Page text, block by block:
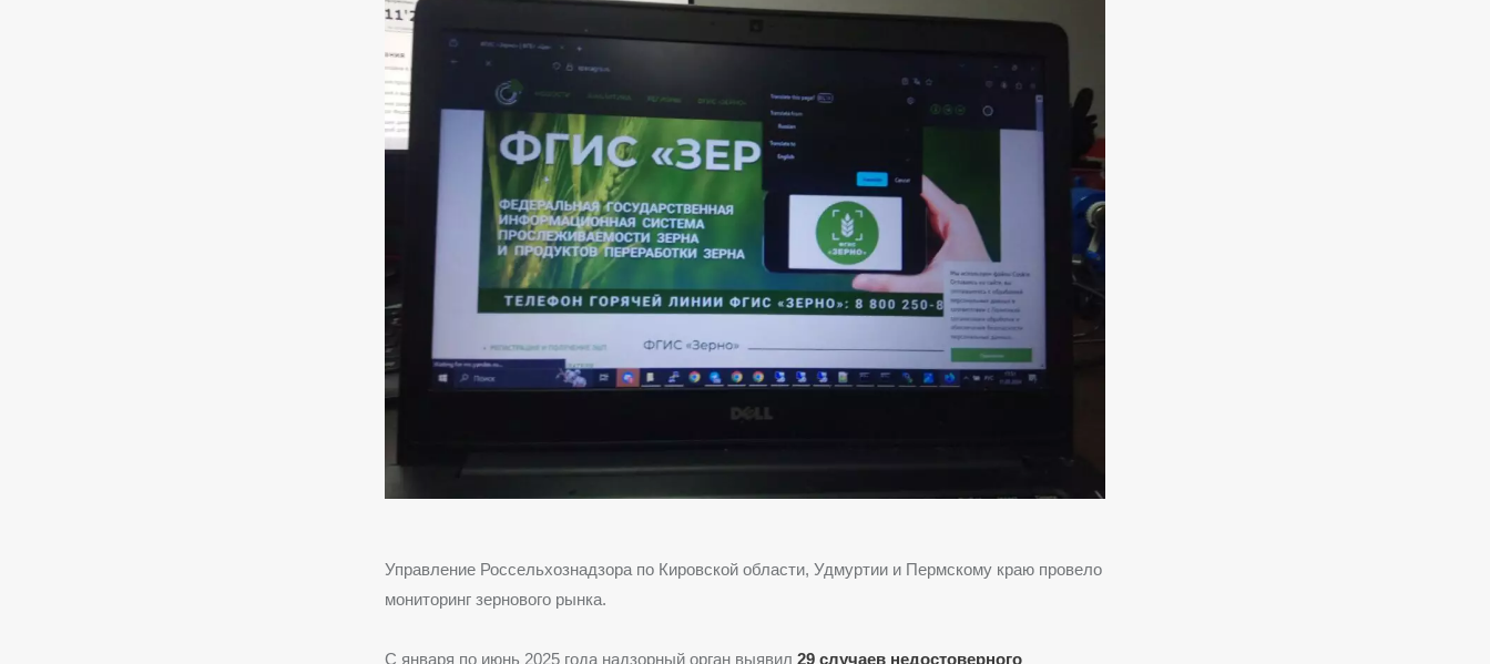
Управление Россельхознадзора по Кировской области, Удмуртии и Пермскому краю провело
мониторинг зернового рынка.
С января по июнь 2025 года надзорный орган выявил 29 случаев недостоверного